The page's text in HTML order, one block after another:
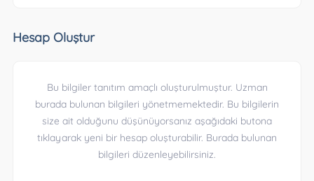
Hesap Oluştur
Bu bilgiler tanıtım amaçlı oluşturulmuştur. Uzman
burada bulunan bilgileri yönetmemektedir. Bu bilgilerin
size ait olduğunu düşünüyorsanız aşağıdaki butona
tıklayarak yeni bir hesap oluşturabilir. Burada bulunan
bilgileri düzenleyebilirsiniz.